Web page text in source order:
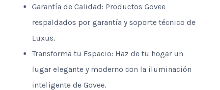
Garantía de Calidad: Productos Govee
respaldados por garantía y soporte técnico de
Luxus.
Transforma tu Espacio: Haz de tu hogar un
lugar elegante y moderno con la iluminación
inteligente de Govee.